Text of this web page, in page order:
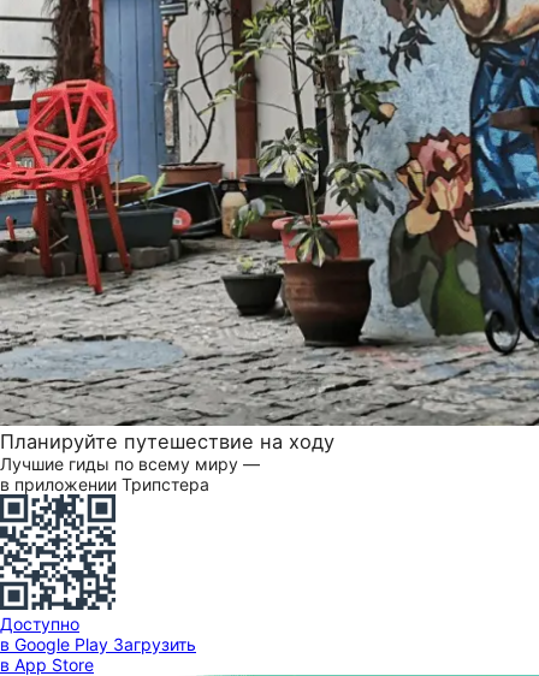
Планируйте путешествие на ходу
Лучшие гиды по всему миру —
в приложении Трипстера
Доступно
в Google Play Загрузить
в App Store